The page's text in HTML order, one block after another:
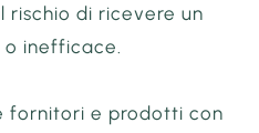
rischio di ricevere un
inefficace.
fornitori e prodotti con